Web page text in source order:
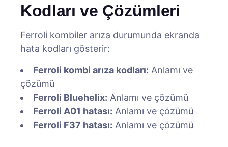
Kodları ve Çözümleri
Ferroli kombiler arıza durumunda ekranda
hata kodları gösterir:
Ferroli kombi arıza kodları: Anlamı ve
çözümü
Ferroli Bluehelix: Anlamı ve çözümü
Ferroli A01 hatası: Anlamı ve çözümü
Ferroli F37 hatası: Anlamı ve çözümü